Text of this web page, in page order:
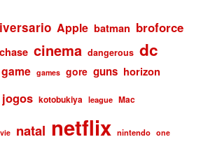
Apple batman broforce
chase cinema dangerous dc
game games gore guns horizon
jogos kotobukiya league Mac
natal netflix nintendo one